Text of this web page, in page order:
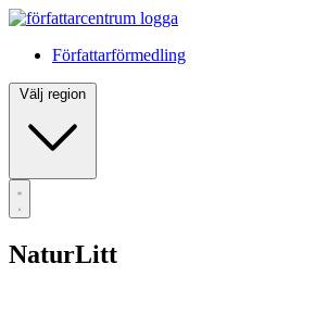
Författarförmedling
Välj region
NaturLitt